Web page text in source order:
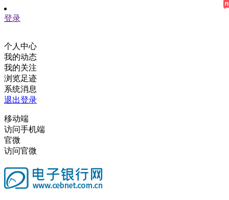
登录
个人中心
我的动态
我的关注
浏览足迹
系统消息
退出登录
移动端
访问手机端
官微
访问官微